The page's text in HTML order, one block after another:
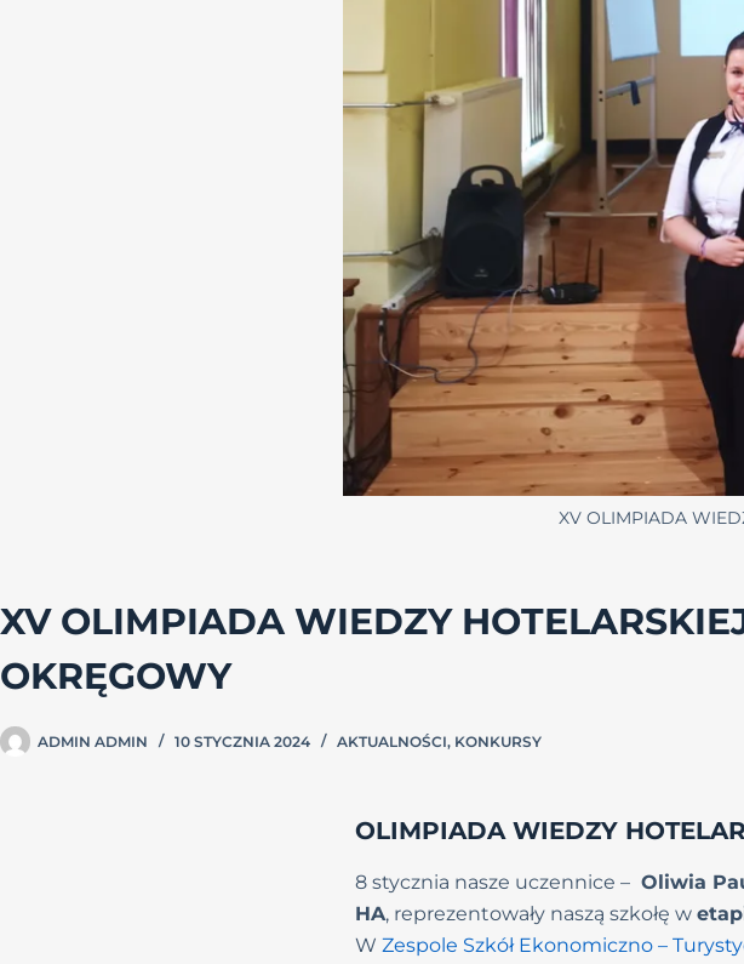
XV OLIMPIADA
XV OLIMPIADA WIEDZY
OKRĘGOWY
ADMIN ADMIN 10 STYCZNIA 2024 AKTUALNOŚCI, KONKURSY
OLIMPIADA WIEDZY
8 stycznia nasze uczennice – Oliwia
HA, reprezentowały naszą szkołę w
W Zespole Szkół Ekonomiczno –